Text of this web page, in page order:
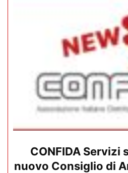
CONFIDA Servizi
nuovo Consiglio di